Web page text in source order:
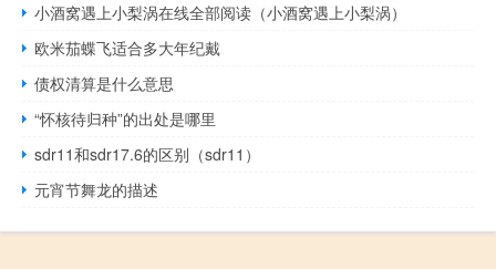
小酒窝遇上小梨涡在线全部阅读（小酒窝遇上小梨涡）
欧米茄蝶飞适合多大年纪戴
债权清算是什么意思
“怀核待归种”的出处是哪里
sdr11和sdr17.6的区别（sdr11）
元宵节舞龙的描述